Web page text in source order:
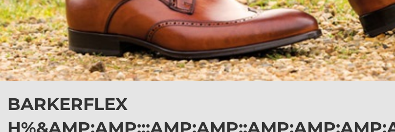
BARKERFLEX